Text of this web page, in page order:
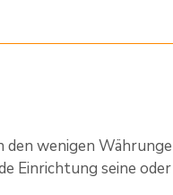
wenigen
Einrichtung seine